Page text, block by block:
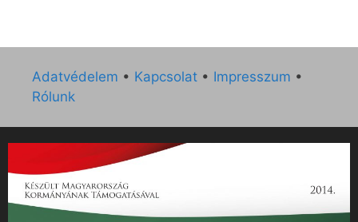
Adatvédelem • Kapcsolat • Impresszum •
Rólunk